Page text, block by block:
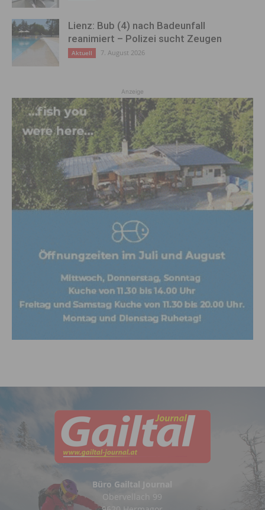
Lienz: Bub (4) nach Badeunfall
reanimiert – Polizei sucht Zeugen
Aktuell 7. August 2026
Anzeige
Büro Gailtal Journal
Obervellach 99